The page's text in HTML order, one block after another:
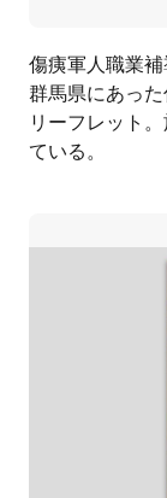
傷痍軍人職業
群馬県にあっ
リーフレット
ている。